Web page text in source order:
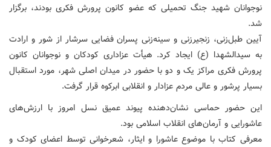
نوجوانان شهید جنگ تحمیلی که عضو کانون پرورش فکری بودند، برگزار
شد.
آیین طبل‌زنی، زنجیرزنی و سینه‌زنی پسران فضایی سرشار از شور و ارادت
به سیدالشهدا (ع) ایجاد کرد. هیأت عزاداری کودکان و نوجوانان کانون
پرورش فکری مراکز یک و دو با حضور در میدان اصلی شهر، مورد استقبال
بسیار پرشور و عالی مردم عزادار و انقلابی ابرکوه قرار گرفت.
این حضور حماسی نشان‌دهنده پیوند عمیق نسل امروز با ارزش‌های
عاشورایی و آرمان‌های انقلاب اسلامی بود.
معرفی کتاب با موضوع عاشورا و ایثار، شعرخوانی توسط اعضای کودک و